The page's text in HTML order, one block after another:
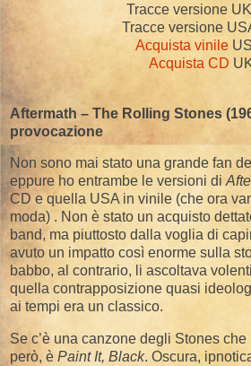
Tracce versione
Tracce versione
Acquista vinile
Acquista CD
Aftermath – The Rolling Stones
provocazione
Non sono mai stato una grande fan
eppure ho entrambe le versioni di
CD e quella USA in vinile (che ora
moda) . Non è stato un acquisto
band, ma piuttosto dalla voglia di
avuto un impatto così enorme sulla
babbo, al contrario, li ascoltava
quella contrapposizione quasi
ai tempi era un classico.
Se c’è una canzone degli Stones
però, è Paint It, Black. Oscura,